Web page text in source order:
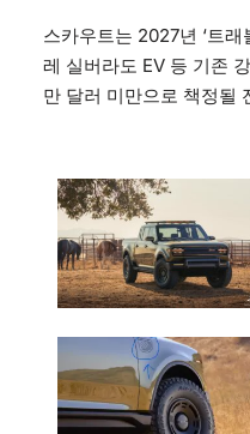
스카우트는 2027년 ‘트
레 실버라도 EV 등 기존
만 달러 미만으로 책정될